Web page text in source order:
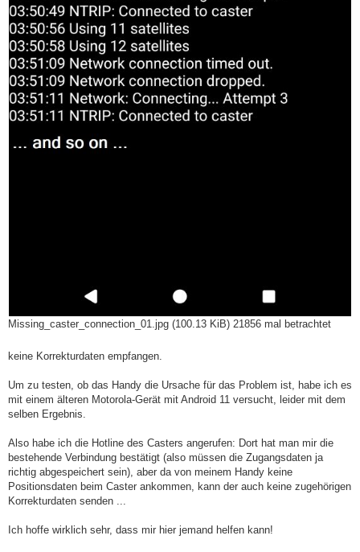
Missing_caster_connection_01.jpg (100.13 KiB) 21856 mal betrachtet
keine Korrekturdaten empfangen.
Um zu testen, ob das Handy die Ursache für das Problem ist, habe ich es
mit einem älteren Motorola-Gerät mit Android 11 versucht, leider mit dem
selben Ergebnis.
Also habe ich die Hotline des Casters angerufen: Dort hat man mir die
bestehende Verbindung bestätigt (also müssen die Zugangsdaten ja
richtig abgespeichert sein), aber da von meinem Handy keine
Positionsdaten beim Caster ankommen, kann der auch keine zugehörigen
Korrekturdaten senden ...
Ich hoffe wirklich sehr, dass mir hier jemand helfen kann!